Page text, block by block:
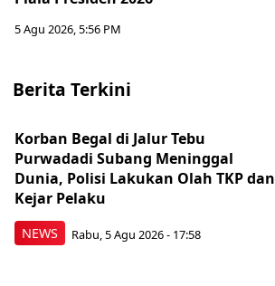
5 Agu 2026, 5:56 PM
Berita Terkini
NEWS
Korban Begal di Jalur Tebu
Purwadadi Subang Meninggal
Dunia, Polisi Lakukan Olah TKP dan
Kejar Pelaku
Rabu, 5 Agu 2026 - 17:58